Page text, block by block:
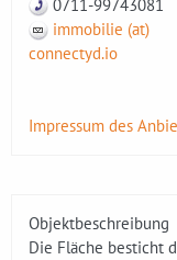
0711-99743081
immobilie (at)
connectyd.io
Impressum des
Objektbeschreibung
Die Fläche besticht